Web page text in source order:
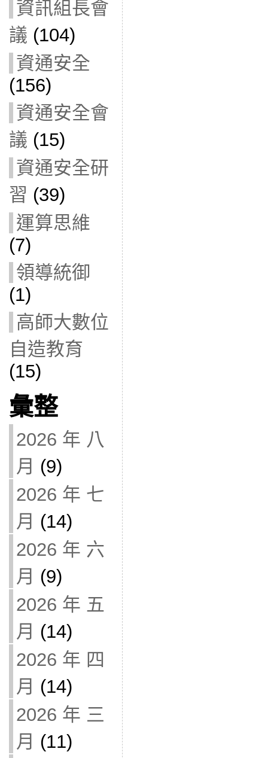
資訊組長會
議 (104)
資通安全
(156)
資通安全會
議 (15)
資通安全研
習 (39)
運算思維
(7)
領導統御
(1)
高師大數位
自造教育
(15)
彙整
2026 年 八
月 (9)
2026 年 七
月 (14)
2026 年 六
月 (9)
2026 年 五
月 (14)
2026 年 四
月 (14)
2026 年 三
月 (11)